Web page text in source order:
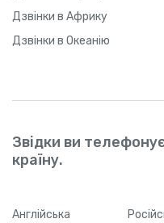
Дзвінки в Африку
Дзвінки в Океанію
Звідки ви
країну.
Англійська